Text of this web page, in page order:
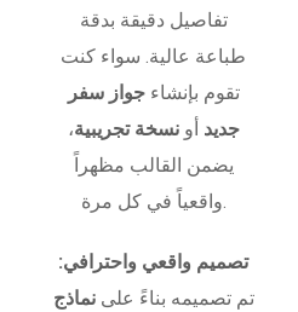
تفاصيل دقيقة بدقة
طباعة عالية. سواء كنت
تقوم بإنشاءجواز سفر
جديد أونسخة تجريبية،
يضمن القالب مظهراً
واقعياً في كل مرة.
تصميم واقعي واحترافي:
تم تصميمه بناءً علىنماذج